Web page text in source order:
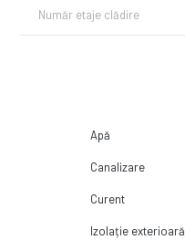
Număr etaje clădire
Apă
Canalizare
Curent
Izolație exterioară